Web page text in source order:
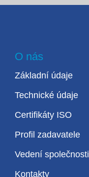
O nás
Základní údaje
Technické údaje
Certifikáty ISO
Profil zadavatele
Vedení společnosti
Kontakty